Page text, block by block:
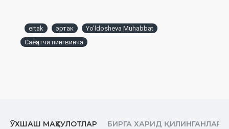
ertak эртак
Yo'ldosheva Muhabbat
Саёҳатчи пингвинча
ЎХШАШ МАҲСУЛОТЛАР БИРГА ХАРИД ҚИЛИНГАНЛАР